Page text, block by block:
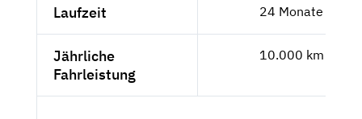
Laufzeit 24 Monate
Jährliche
Fahrleistung
10.000 km